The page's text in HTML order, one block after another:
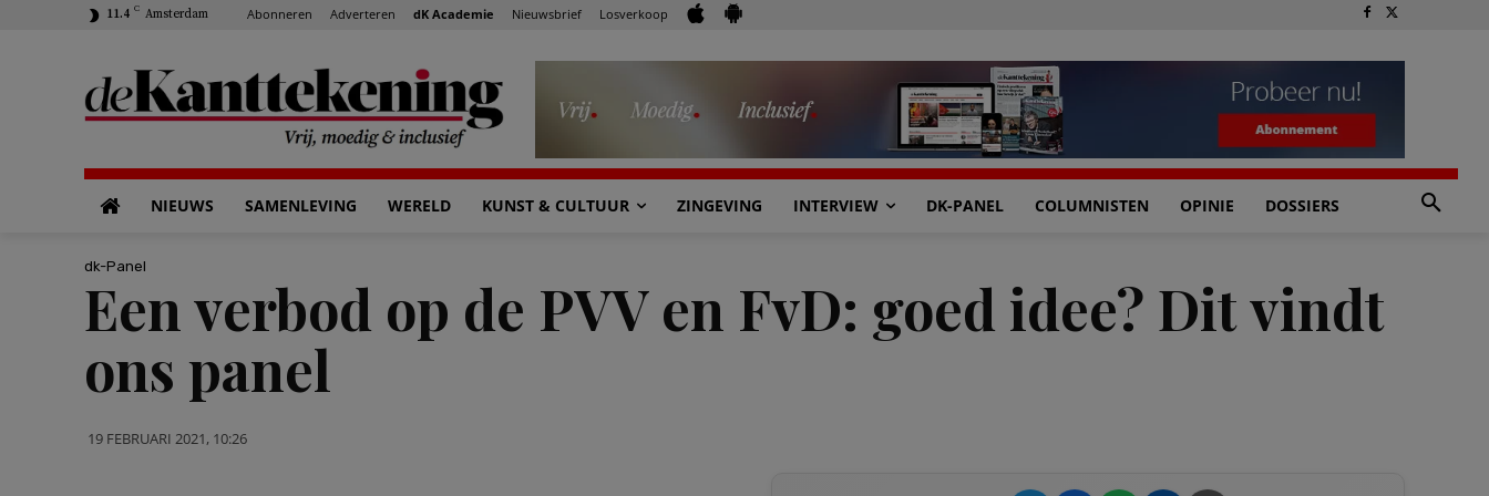
11.4 C Amsterdam Abonneren Adverteren dK Academie Nieuwsbrief Losverkoop
NIEUWS SAMENLEVING WERELD KUNST & CULTUUR ZINGEVING INTERVIEW DK-PANEL COLUMNISTEN OPINIE DOSSIERS
dk-Panel
Een verbod op de PVV en FvD: goed idee? Dit vindt
ons panel
19 FEBRUARI 2021, 10:26